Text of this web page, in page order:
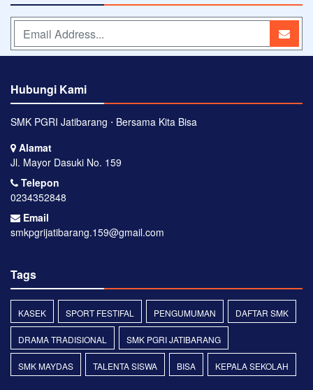
Hubungi Kami
SMK PGRI Jatibarang ⋅ Bersama Kita Bisa
Alamat
Jl. Mayor Dasuki No. 159
Telepon
0234352848
Email
smkpgrijatibarang.159@gmail.com
Tags
KASEK SPORT FESTIFAL PENGUMUMAN DAFTAR SMK
DRAMA TRADISIONAL SMK PGRI JATIBARANG
SMK MAYDAS TALENTA SISWA BISA KEPALA SEKOLAH